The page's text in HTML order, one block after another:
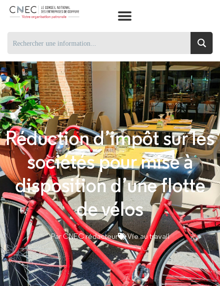
Réduction d’impôt sur les
sociétés pour mise à
disposition d’une flotte
de vélos
ParCNEC rédacteur Vie au travail